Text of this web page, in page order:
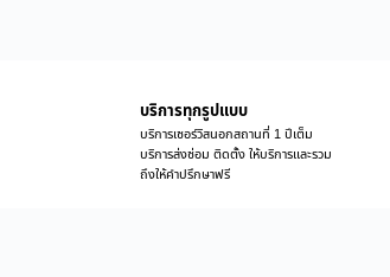
บริการทุกรูปแบบ
บริการเซอร์วิสนอกสถานที่ 1 ปีเต็ม
บริการส่งซ่อม ติดตั้ง ให้บริการและรวม
ถึงให้คำปรึกษาฟรี